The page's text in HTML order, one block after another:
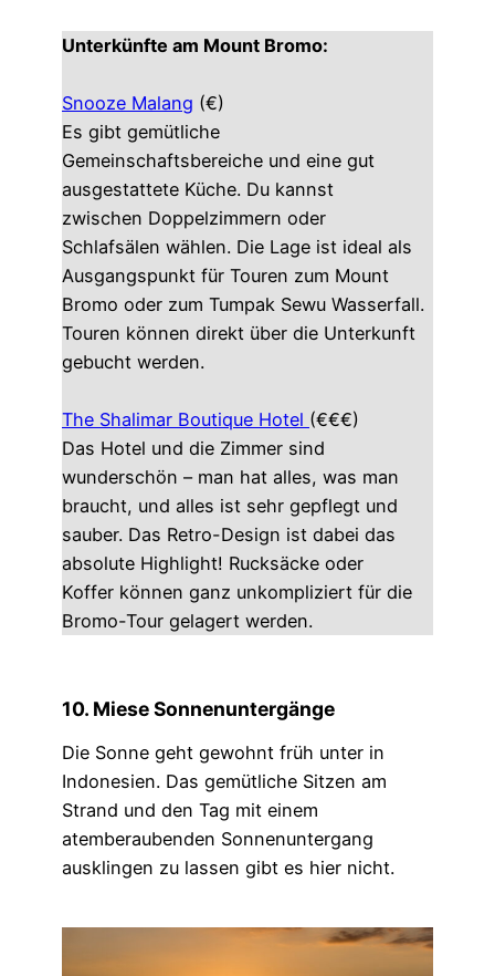
Unterkünfte am Mount Bromo:
Snooze Malang (€)
Es gibt gemütliche
Gemeinschaftsbereiche und eine gut
ausgestattete Küche. Du kannst
zwischen Doppelzimmern oder
Schlafsälen wählen. Die Lage ist ideal als
Ausgangspunkt für Touren zum Mount
Bromo oder zum Tumpak Sewu Wasserfall.
Touren können direkt über die Unterkunft
gebucht werden.
The Shalimar Boutique Hotel (€€€)
Das Hotel und die Zimmer sind
wunderschön – man hat alles, was man
braucht, und alles ist sehr gepflegt und
sauber. Das Retro-Design ist dabei das
absolute Highlight! Rucksäcke oder
Koffer können ganz unkompliziert für die
Bromo-Tour gelagert werden.
10. Miese Sonnenuntergänge
Die Sonne geht gewohnt früh unter in
Indonesien. Das gemütliche Sitzen am
Strand und den Tag mit einem
atemberaubenden Sonnenuntergang
ausklingen zu lassen gibt es hier nicht.